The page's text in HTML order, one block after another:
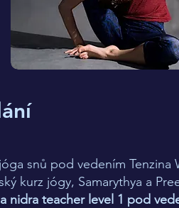
snů pod vedením Tenzina
kurz jógy, Samarythya a
nidra teacher level 1 pod